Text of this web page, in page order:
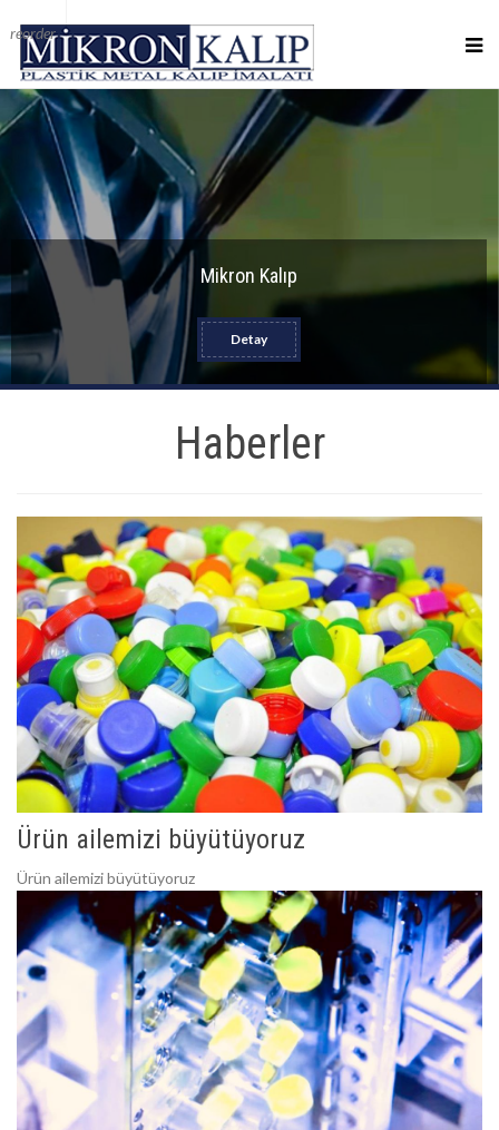
reorder
Mikron Kalıp
Detay
Haberler
Ürün ailemizi büyütüyoruz
Ürün ailemizi büyütüyoruz